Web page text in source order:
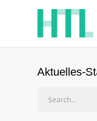
Aktuelles-